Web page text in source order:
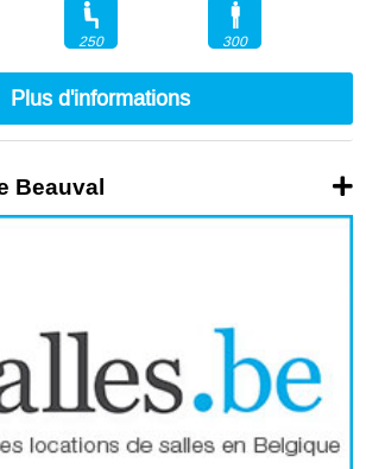
250 300
Plus d'informations
Beauval